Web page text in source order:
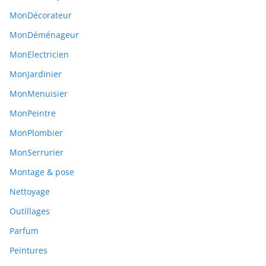
MonDécorateur
MonDéménageur
MonElectricien
MonJardinier
MonMenuisier
MonPeintre
MonPlombier
MonSerrurier
Montage & pose
Nettoyage
Outillages
Parfum
Peintures